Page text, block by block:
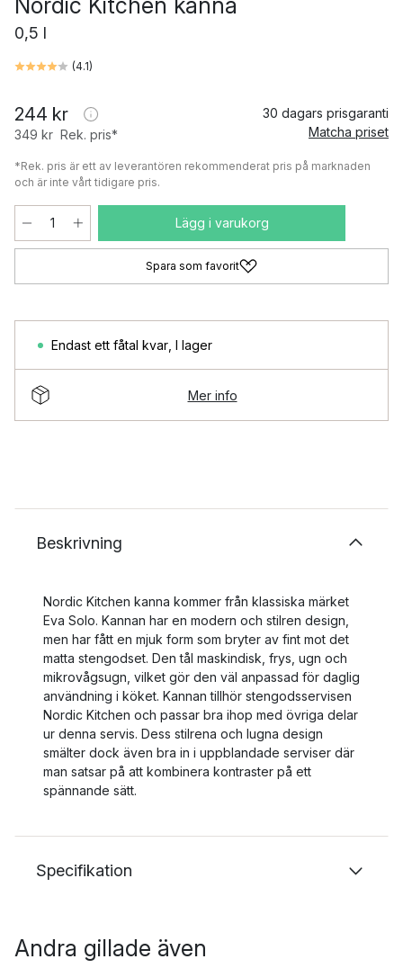
Nordic Kitchen kanna
0,5 l
(4.1)
244 kr
349 kr Rek. pris*
30 dagars prisgaranti
Matcha priset
*Rek. pris är ett av leverantören rekommenderat pris på marknaden
och är inte vårt tidigare pris.
Lägg i varukorg
Spara som favorit
Endast ett fåtal kvar I lager
Mer info
Beskrivning
Nordic Kitchen kanna kommer från klassiska märket
Eva Solo. Kannan har en modern och stilren design,
men har fått en mjuk form som bryter av fint mot det
matta stengodset. Den tål maskindisk, frys, ugn och
mikrovågsugn, vilket gör den väl anpassad för daglig
användning i köket. Kannan tillhör stengodsservisen
Nordic Kitchen och passar bra ihop med övriga delar
ur denna servis. Dess stilrena och lugna design
smälter dock även bra in i uppblandade serviser där
man satsar på att kombinera kontraster på ett
spännande sätt.
Specifikation
Andra gillade även